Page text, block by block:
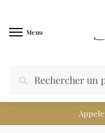
Menu